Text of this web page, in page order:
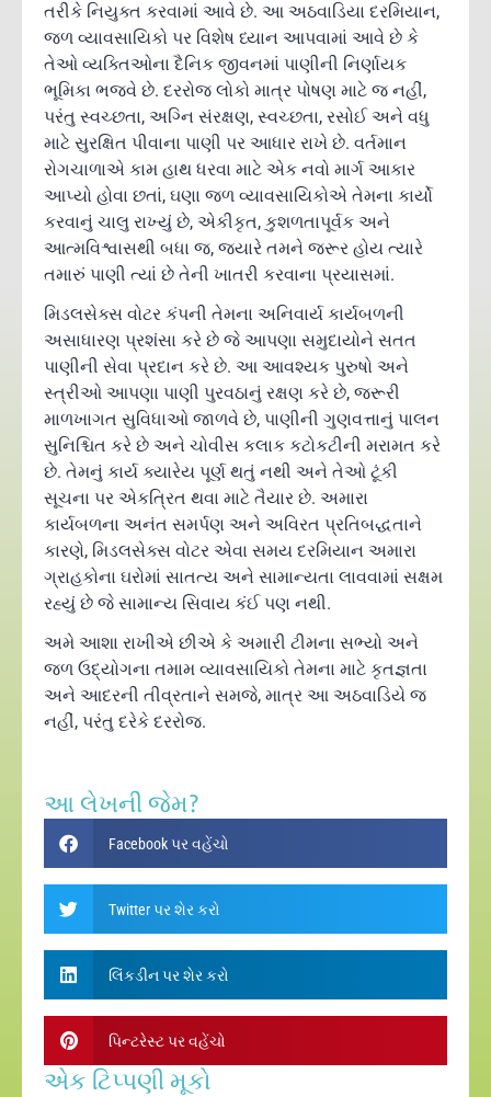
તરીકે નિયુક્ત કરવામાં આવે છે. આ અઠવાડિયા દરમિયાન,
જળ વ્યાવસાયિકો પર વિશેષ ધ્યાન આપવામાં આવે છે કે
તેઓ વ્યક્તિઓના દૈનિક જીવનમાં પાણીની નિર્ણાયક
ભૂમિકા ભજવે છે. દરરોજ લોકો માત્ર પોષણ માટે જ નહીં,
પરંતુ સ્વચ્છતા, અગ્નિ સંરક્ષણ, સ્વચ્છતા, રસોઈ અને વધુ
માટે સુરક્ષિત પીવાના પાણી પર આધાર રાખે છે. વર્તમાન
રોગચાળાએ કામ હાથ ધરવા માટે એક નવો માર્ગ આકાર
આપ્યો હોવા છતાં, ઘણા જળ વ્યાવસાયિકોએ તેમના કાર્યો
કરવાનું ચાલુ રાખ્યું છે, એકીકૃત, કુશળતાપૂર્વક અને
આત્મવિશ્વાસથી બધા જ, જ્યારે તમને જરૂર હોય ત્યારે
તમારું પાણી ત્યાં છે તેની ખાતરી કરવાના પ્રયાસમાં.
મિડલસેક્સ વોટર કંપની તેમના અનિવાર્ય કાર્યબળની
અસાધારણ પ્રશંસા કરે છે જે આપણા સમુદાયોને સતત
પાણીની સેવા પ્રદાન કરે છે. આ આવશ્યક પુરુષો અને
સ્ત્રીઓ આપણા પાણી પુરવઠાનું રક્ષણ કરે છે, જરૂરી
માળખાગત સુવિધાઓ જાળવે છે, પાણીની ગુણવત્તાનું પાલન
સુનિશ્ચિત કરે છે અને ચોવીસ કલાક કટોકટીની મરામત કરે
છે. તેમનું કાર્ય ક્યારેય પૂર્ણ થતું નથી અને તેઓ ટૂંકી
સૂચના પર એકત્રિત થવા માટે તૈયાર છે. અમારા
કાર્યબળના અનંત સમર્પણ અને અવિરત પ્રતિબદ્ધતાને
કારણે, મિડલસેક્સ વોટર એવા સમય દરમિયાન અમારા
ગ્રાહકોના ઘરોમાં સાતત્ય અને સામાન્યતા લાવવામાં સક્ષમ
રહ્યું છે જે સામાન્ય સિવાય કંઈ પણ નથી.
અમે આશા રાખીએ છીએ કે અમારી ટીમના સભ્યો અને
જળ ઉદ્યોગના તમામ વ્યાવસાયિકો તેમના માટે કૃતજ્ઞતા
અને આદરની તીવ્રતાને સમજે, માત્ર આ અઠવાડિયે જ
નહીં, પરંતુ દરેકે દરરોજ.
આ લેખની જેમ?
Facebook પર વહેંચો
Twitter પર શેર કરો
લિંકડીન પર શેર કરો
પિન્ટરેસ્ટ પર વહેંચો
એક ટિપ્પણી મૂકો